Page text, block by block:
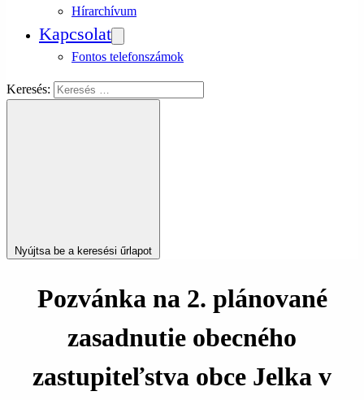
Hírarchívum
Kapcsolat
Fontos telefonszámok
Keresés:
Nyújtsa be a keresési űrlapot
Pozvánka na 2. plánované
zasadnutie obecného
zastupiteľstva obce Jelka v